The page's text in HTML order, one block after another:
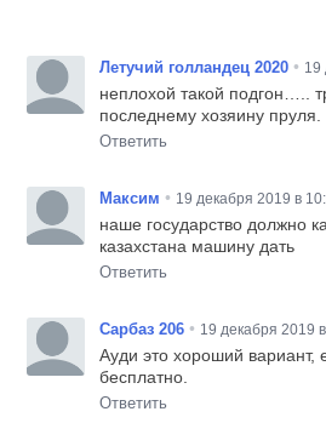
Летучий голландец 2020 • 19
неплохой такой подгон…..
последнему хозяину пруля.
Ответить
Максим • 19 декабря 2019 в
наше государство должно
казахстана машину дать
Ответить
Сарбаз 206 • 19 декабря 2019
Ауди это хороший вариант,
бесплатно.
Ответить